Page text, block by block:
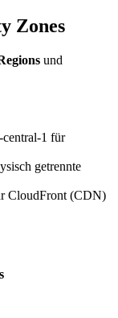
Zones
und
central-1 für
getrennte
CloudFront (CDN)